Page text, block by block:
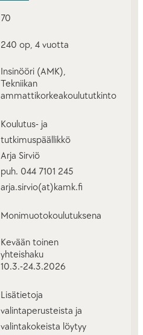
70
240 op, 4 vuotta
Insinööri (AMK),
Tekniikan
ammattikorkeakoulututkinto
Koulutus- ja
tutkimuspäällikkö
Arja Sirviö
puh. 044 7101 245
arja.sirvio(at)kamk.fi
Monimuotokoulutuksena
Kevään toinen
yhteishaku
10.3.-24.3.2026
Lisätietoja
valintaperusteista ja
valintakokeista löytyy